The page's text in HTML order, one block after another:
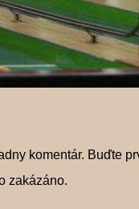
komentár. Buďte
zakázáno.